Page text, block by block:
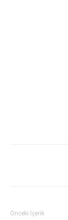
Önceki İçerik